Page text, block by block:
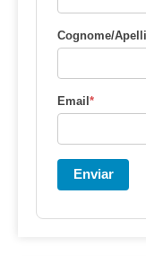
Cognome/
Email*
Enviar